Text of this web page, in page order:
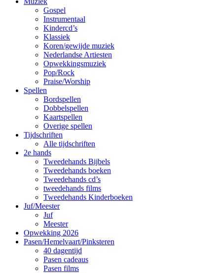
Gospel
Instrumentaal
Kindercd’s
Klassiek
Koren/gewijde muziek
Nederlandse Artiesten
Opwekkingsmuziek
Pop/Rock
Praise/Worship
Spellen
Bordspellen
Dobbelspellen
Kaartspellen
Overige spellen
Tijdschriften
Alle tijdschriften
2e hands
Tweedehands Bijbels
Tweedehands boeken
Tweedehands cd’s
tweedehands films
Tweedehands Kinderboeken
Juf/Meester
Juf
Meester
Opwekking 2026
Pasen/Hemelvaart/Pinksteren
40 dagentijd
Pasen cadeaus
Pasen films